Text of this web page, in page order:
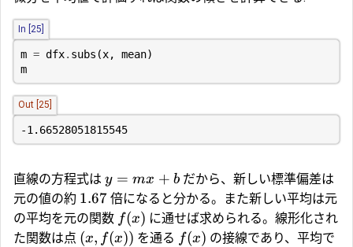
In [25]
m = dfx. subs (x, mean)
m
Out [25]
-1.66528051815545
直線の方程式は y = mx + b だから、新しい標準偏差は
元の値の約 1.67 倍になると分かる。また新しい平均は元
の平均を元の関数 f(x) に通せば求められる。線形化され
た関数は点 (x, f(x)) を通る f(x) の接線であり、平均で